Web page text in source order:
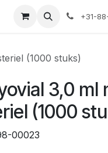
worden +31-
(1000 stuks)
3,0 ml
(1000
00023